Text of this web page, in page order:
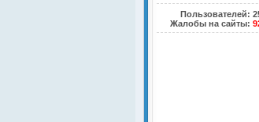
Пользователей:
Жалобы на сайты: